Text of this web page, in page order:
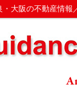
・大阪の不動産情報